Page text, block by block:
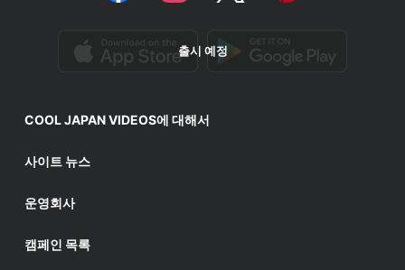
출시 예정
COOL JAPAN VIDEOS에 대해서
사이트 뉴스
운영회사
캠페인 목록